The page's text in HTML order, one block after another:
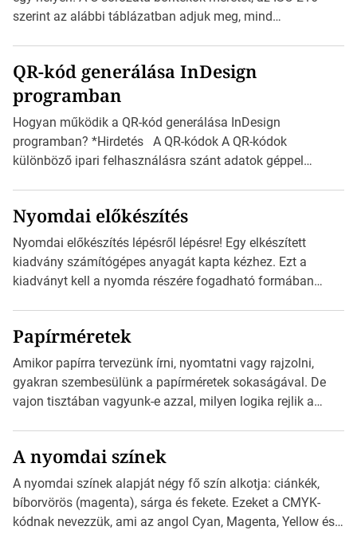
méretét. Akár néhány […]
szerint az alábbi táblázatban adjuk meg, mind
mutatja az A4-es papírlaphoz viszonyítva. Az amerikai és
észak-amerikai boríték méretére az ISO 216 nem
vonatkozik. Boríték méretének táblázata C0-tól […]
QR-kód generálása InDesign
programban
Hogyan működik a QR-kód generálása InDesign
programban? *Hirdetés A QR-kódok A QR-kódok
különböző ipari felhasználásra szánt adatok géppel
okostelefonjára telepíthet egy QR-kód-leolvasó
alkalmazást, ami leolvasni és dekódolni képes az URL-
információt és átirányítja a telefon böngészőjét a cég
weblapjára. A QR-kód beolvasása után a felhasználó
Nyomdai előkészítés
Nyomdai előkészítés lépésről lépésre! Egy elkészített
kiadvány számítógépes anyagát kapta kézhez. Ezt a
kiadványt kell a nyomda részére fogadható formában
Illustratorban készült vektorgrafika. *Hirdetés Minden
esetben konzultáljunk a nyomdával, mielőtt elkezdjük a
nyomdai előkészítést!Nehogy az elkészült munka után
derüljön ki, hogy valamit másképp kellett volna csinálni! […]
Papírméretek
Amikor papírra tervezünk írni, nyomtatni vagy rajzolni,
gyakran szembesülünk a papírméretek sokaságával. De
vajon tisztában vagyunk-e azzal, milyen logika rejlik a
*Hirdetés Ebben a cikkben a papírméretek izgalmas
világába kalauzolunk el téged, hogy jobban megértsd,
milyen szempontok alapján érdemes választanod a
jövőben. Bevezetés a papírméretek világába A […]
A nyomdai színek
A nyomdai színek alapját négy fő szín alkotja: ciánkék,
bíborvörös (magenta), sárga és fekete. Ezeket a CMYK-
kódnak nevezzük, ami az angol Cyan, Magenta, Yellow és